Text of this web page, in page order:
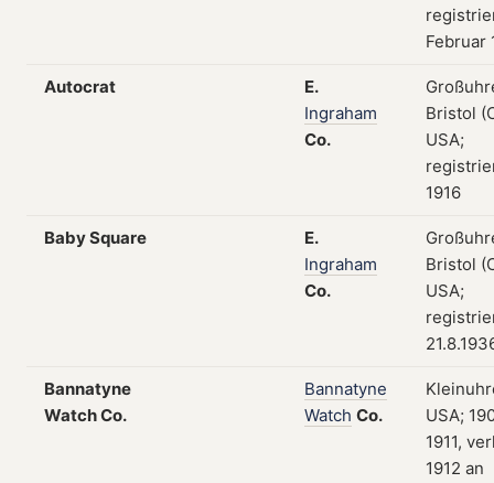
Februar
Autocrat
E.
Ingraham
Co.
Bristol
USA;
1916
Baby Square
E.
Ingraham
Co.
Bristol
USA;
Bannatyne
Watch Co.
Bannatyne
Watch Co.
USA;
1911,
1912 an